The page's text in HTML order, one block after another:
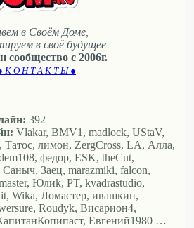
в Своём Доме,
в своё будущее
сообщество с 2006г.
К О Н Т А К Т Ы ●
392
Vlakar, BMV1, madlock, UStaV,
Татос, лимон, ZergCross, LA, Алла,
федор, ESK, theCut,
Заец, marazmiki, falcon,
Юлиk, PT, kvadrastudio,
Wika, Ломастер, ивашкин,
Roudyk, Висариoн4,
Евгений1980 …